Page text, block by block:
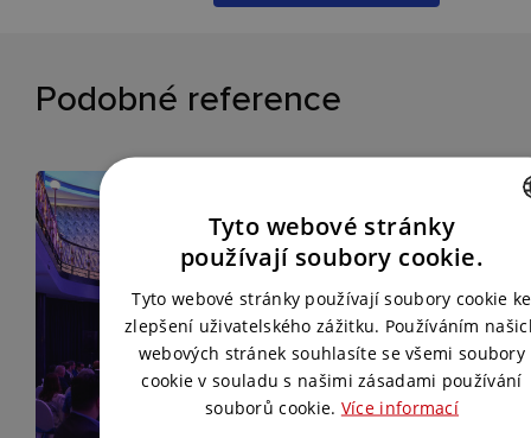
Podobné reference
ENGLISH
Tyto webové stránky
používají soubory cookie.
Tyto webové stránky používají soubory cookie ke
zlepšení uživatelského zážitku. Používáním
webových stránek souhlasíte se všemi soubory
cookie v souladu s našimi zásadami používání
souborů cookie. Více informací